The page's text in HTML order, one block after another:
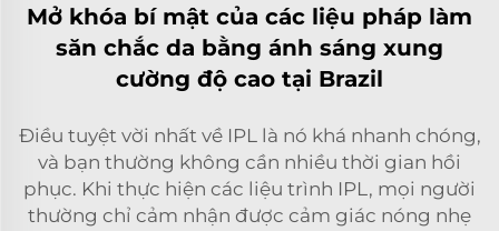
Mở khóa bí mật của các liệu pháp làm
săn chắc da bằng ánh sáng xung
cường độ cao tại Brazil
Điều tuyệt vời nhất về IPL là nó khá nhanh chóng,
và bạn thường không cần nhiều thời gian hồi
phục. Khi thực hiện các liệu trình IPL, mọi người
thường chỉ cảm nhận được cảm giác nóng nhẹ